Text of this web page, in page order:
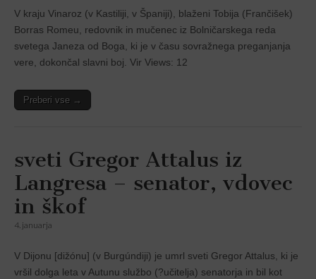
V kraju Vinaroz (v Kastiliji, v Španiji), blaženi Tobija (Frančišek)
Borras Romeu, redovnik in mučenec iz Bolničarskega reda
svetega Janeza od Boga, ki je v času sovražnega preganjanja
vere, dokončal slavni boj. Vir Views: 12
Preberi vse →
sveti Gregor Attalus iz
Langresa – senator, vdovec
in škof
4. januarja
V Dĳonu [dižónu] (v Burgúndĳi) je umrl sveti Gregor Attalus, ki je
vršil dolga leta v Autunu službo (?učitelja) senatorja in bil kot